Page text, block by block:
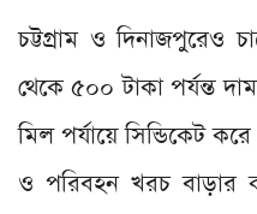
চট্টগ্রাম ও দিনাজপুরেও
থেকে ৫০০ টাকা পর্যন্ত
মিল পর্যায়ে সিন্ডিকেট
ও পরিবহন খরচ বাড়ার